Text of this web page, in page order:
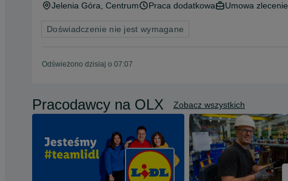
Jelenia Góra, Centrum Praca dodatkowa Umowa zlecenie
Doświadczenie nie jest wymagane
Odświeżono dzisiaj o 07:07
Pracodawcy na OLX Zobacz wszystkich